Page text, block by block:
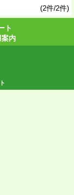
(2件/2件)
ト
内